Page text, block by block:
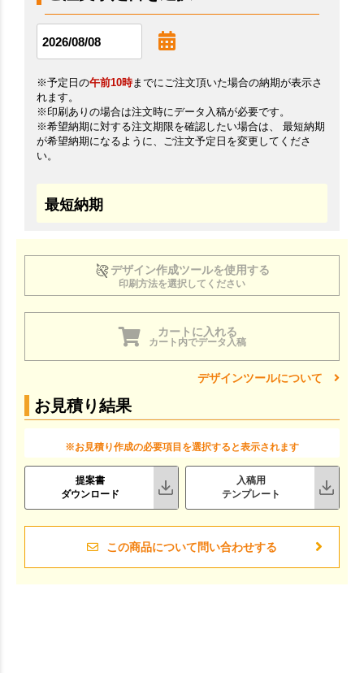
※予定日の午前10時までにご注文頂いた場合の納期が表示さ
れます。
※印刷ありの場合は注文時にデータ入稿が必要です。
※希望納期に対する注文期限を確認したい場合は、 最短納期
が希望納期になるように、ご注文予定日を変更してくださ
い。
最短納期
デザイン作成ツールを使用する
印刷方法を選択してください
カートに入れる
カート内でデータ入稿
デザインツールについて
お見積り結果
※お見積り作成の必要項目を選択すると表示されます
提案書
ダウンロード
入稿用
テンプレート
この商品について問い合わせする